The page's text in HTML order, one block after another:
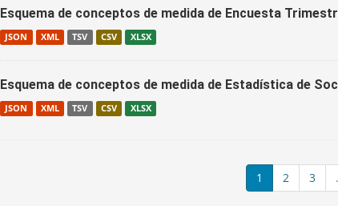
Esquema de conceptos de medida de Encuesta
JSON XML TSV CSV XLSX
Esquema de conceptos de medida de Estadística de
JSON XML TSV CSV XLSX
1 2 3